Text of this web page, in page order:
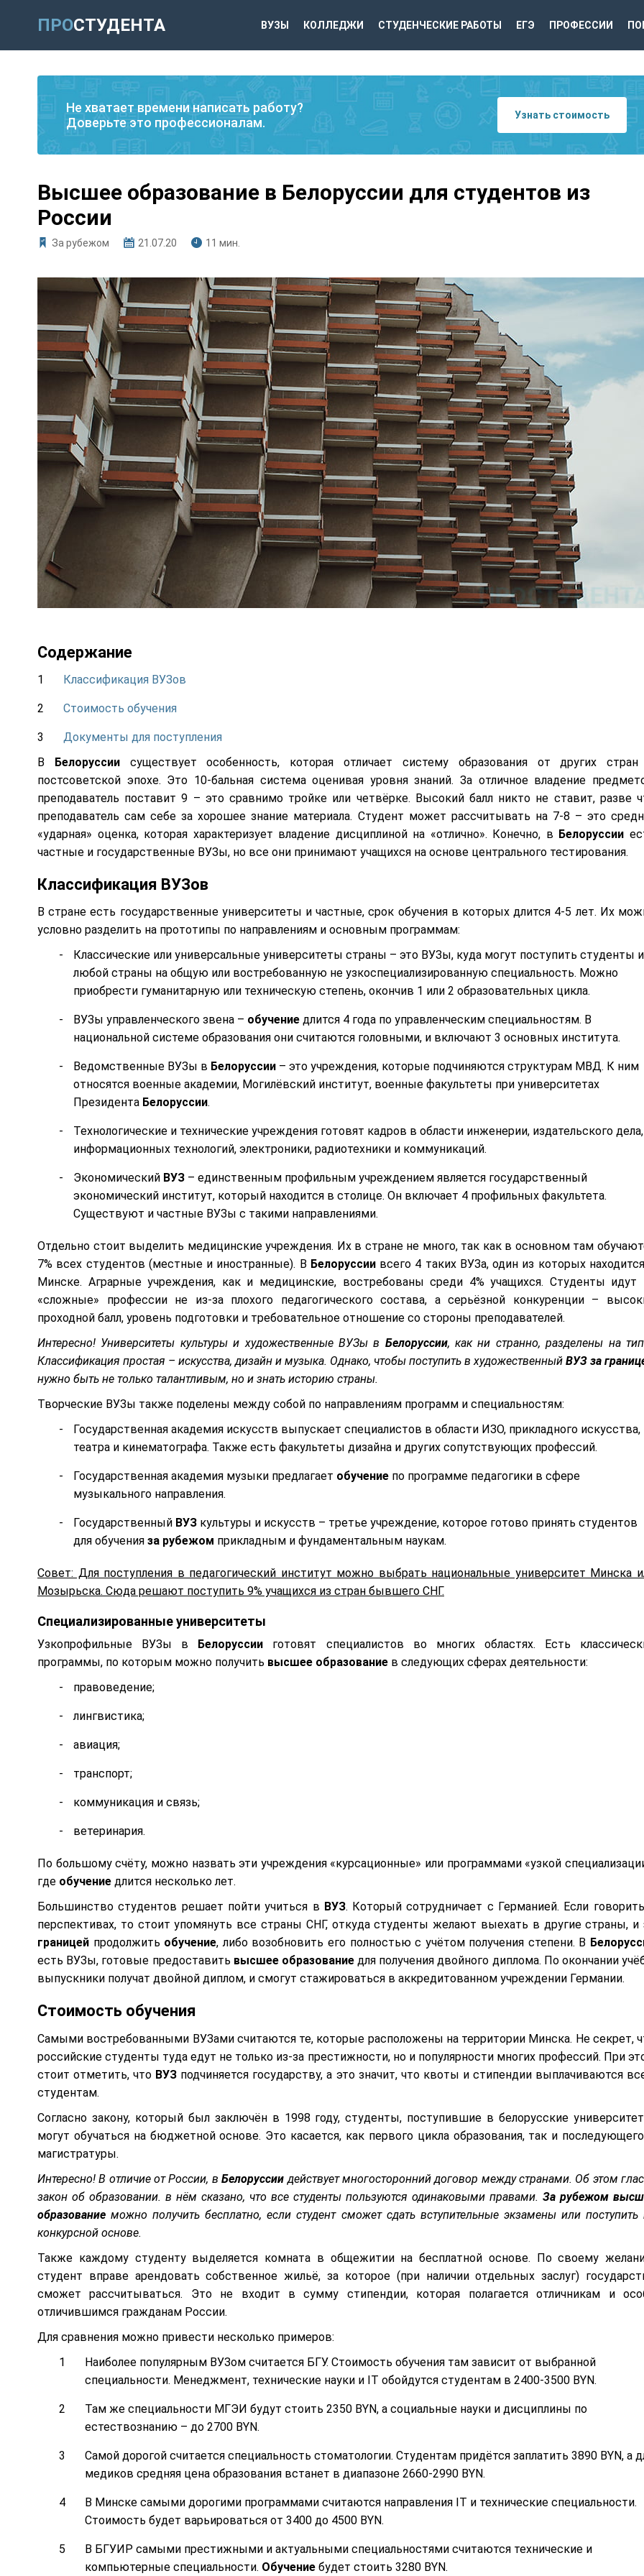
ПРОСТУДЕНТА ВУЗЫ КОЛЛЕДЖИ СТУДЕНЧЕСКИЕ РАБОТЫ ЕГЭ ПРОФЕССИИ
Не хватает времени написать работу?
Доверьте это профессионалам.
Узнать стоимость
Высшее образование в Белоруссии для студентов из
России
За рубежом 21.07.20 11 мин.
Содержание
Классификация ВУЗов
Стоимость обучения
Документы для поступления
В
Белоруссиисуществует особенность, которая отличает систему образования от других
постсоветской эпохе. Это 10-бальная система оценивая уровня знаний. За отличное владение
преподаватель поставит 9 – это сравнимо тройке или четвёрке. Высокий балл никто не ставит, разве
преподаватель сам себе за хорошее знание материала. Студент может рассчитывать на 7-8 – это
«ударная» оценка, которая характеризует владение дисциплиной на «отлично». Конечно, в Белоруссии
частные и государственные ВУЗы, но все они принимают учащихся на основе центрального тестирования.
Классификация ВУЗов
В стране есть государственные университеты и частные, срок обучения в которых длится 4-5 лет. Их
условно разделить на прототипы по направлениям и основным программам:
Классические или универсальные университеты страны – это ВУЗы, куда могут поступить студенты
любой страны на общую или востребованную не узкоспециализированную специальность. Можно
приобрести гуманитарную или техническую степень, окончив 1 или 2 образовательных цикла.
ВУЗы управленческого звена – обучение длится 4 года по управленческим специальностям. В
национальной системе образования они считаются головными, и включают 3 основных института.
Ведомственные ВУЗы в Белоруссии – это учреждения, которые подчиняются структурам МВД. К ним
относятся военные академии, Могилёвский институт, военные факультеты при университетах
Президента Белоруссии.
Технологические и технические учреждения готовят кадров в области инженерии, издательского дела,
информационных технологий, электроники, радиотехники и коммуникаций.
Экономический ВУЗ – единственным профильным учреждением является государственный
экономический институт, который находится в столице. Он включает 4 профильных факультета.
Существуют и частные ВУЗы с такими направлениями.
Отдельно стоит выделить медицинские учреждения. Их в стране не много, так как в основном там
7% всех студентов (местные и иностранные). В Белоруссиивсего 4 таких ВУЗа, один из которых
Минске. Аграрные учреждения, как и медицинские, востребованы среди 4% учащихся. Студенты идут
«сложные» профессии не из-за плохого педагогического состава, а серьёзной конкуренции –
проходной балл, уровень подготовки и требовательное отношение со стороны преподавателей.
Интересно! Университеты культуры и художественные ВУЗы в Белоруссии, как ни странно, разделены на
Классификация простая – искусства, дизайн и музыка. Однако, чтобы поступить в художественный ВУЗ за
нужно быть не только талантливым, но и знать историю страны.
Творческие ВУЗы также поделены между собой по направлениям программ и специальностям:
Государственная академия искусств выпускает специалистов в области ИЗО, прикладного искусства,
театра и кинематографа. Также есть факультеты дизайна и других сопутствующих профессий.
Государственная академия музыки предлагает обучение по программе педагогики в сфере
музыкального направления.
Государственный ВУЗ культуры и искусств – третье учреждение, которое готово принять студентов
для обучения за рубежом прикладным и фундаментальным наукам.
Совет: Для поступления в педагогический институт можно выбрать национальные университет Минска
Мозырьска. Сюда решают поступить 9% учащихся из стран бывшего СНГ.
Специализированные университеты
Узкопрофильные ВУЗы в Белоруссии готовят специалистов во многих областях. Есть
программы, по которым можно получить высшее образование в следующих сферах деятельности:
правоведение;
лингвистика;
авиация;
транспорт;
коммуникация и связь;
ветеринария.
По большому счёту, можно назвать эти учреждения «курсационные» или программами «узкой
где обучение длится несколько лет.
Большинство студентов решает пойти учиться в ВУЗ. Который сотрудничает с Германией. Если
перспективах, то стоит упомянуть все страны СНГ, откуда студенты желают выехать в другие страны, и
границей продолжить обучение, либо возобновить его полностью с учётом получения степени. В
есть ВУЗы, готовые предоставить высшее образованиедля получения двойного диплома. По окончании
выпускники получат двойной диплом, и смогут стажироваться в аккредитованном учреждении Германии.
Стоимость обучения
Самыми востребованными ВУЗами считаются те, которые расположены на территории Минска. Не секрет,
российские студенты туда едут не только из-за престижности, но и популярности многих профессий. При
стоит отметить, что ВУЗ подчиняется государству, а это значит, что квоты и стипендии выплачиваются
студентам.
Согласно закону, который был заключён в 1998 году, студенты, поступившие в белорусские
могут обучаться на бюджетной основе. Это касается, как первого цикла образования, так и
магистратуры.
Интересно! В отличие от России, вБелоруссии действует многосторонний договор между странами. Об этом
закон об образовании. в нём сказано, что все студенты пользуются одинаковыми правами. За рубежом
образование можно получить бесплатно, если студент сможет сдать вступительные экзамены или поступить
конкурсной основе.
Также каждому студенту выделяется комната в общежитии на бесплатной основе. По своему
студент вправе арендовать собственное жильё, за которое (при наличии отдельных заслуг)
сможет рассчитываться. Это не входит в сумму стипендии, которая полагается отличникам и
отличившимся гражданам России.
Для сравнения можно привести несколько примеров:
Наиболее популярным ВУЗом считается БГУ. Стоимость обучения там зависит от выбранной
специальности. Менеджмент, технические науки и IT обойдутся студентам в 2400-3500 BYN.
Там же специальности МГЭИ будут стоить 2350 BYN, а социальные науки и дисциплины по
естествознанию – до 2700 BYN.
Самой дорогой считается специальность стоматологии. Студентам придётся заплатить 3890 BYN, а
медиков средняя цена образования встанет в диапазоне 2660-2990 BYN.
В Минске самыми дорогими программами считаются направления IT и технические специальности.
Стоимость будет варьироваться от 3400 до 4500 BYN.
В БГУИР самыми престижными и актуальными специальностями считаются технические и
компьютерные специальности. Обучение будет стоить 3280 BYN.